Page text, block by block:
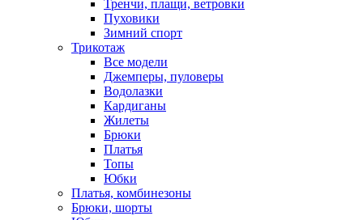
Тренчи, плащи, ветровки
Пуховики
Зимний спорт
Трикотаж
Все модели
Джемперы, пуловеры
Водолазки
Кардиганы
Жилеты
Брюки
Платья
Топы
Юбки
Платья, комбинезоны
Брюки, шорты